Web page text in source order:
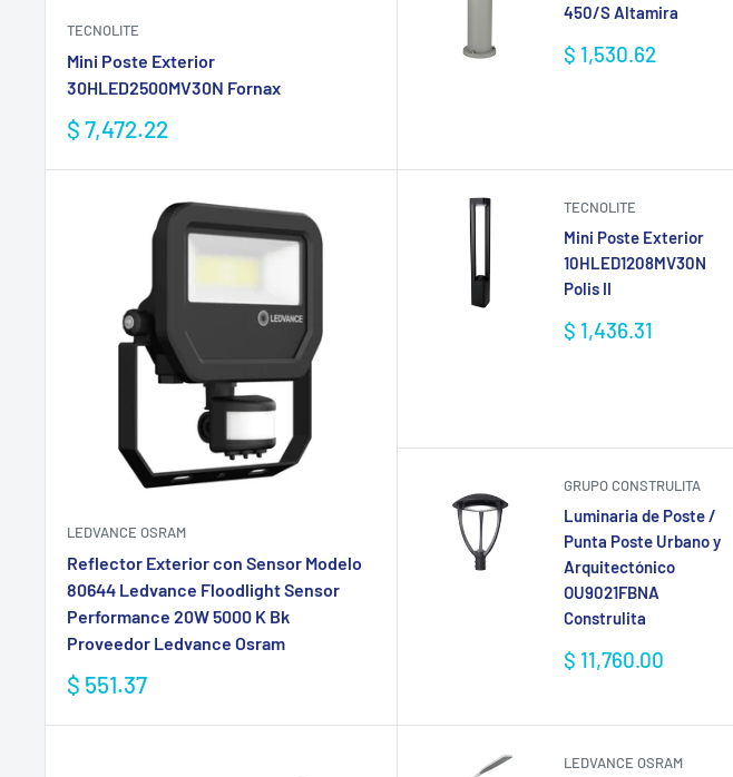
TECNOLITE
Mini Poste Exterior
30HLED2500MV30N Fornax
Precio
venta
$ 7,472.22
450/S Altamira
Precio
$ 1,530.62
LEDVANCE OSRAM
Reflector Exterior con Sensor Modelo
80644 Ledvance Floodlight Sensor
Performance 20W 5000 K Bk
Proveedor Ledvance Osram
Precio
venta
$ 551.37
TECNOLITE
Mini Poste Exterior
10HLED1208MV30N
Polis II
Precio
$ 1,436.31
GRUPO CONSTRULITA
Luminaria de Poste /
Punta Poste Urbano y
Arquitectónico
OU9021FBNA
Construlita
Precio
$ 11,760.00
LEDVANCE OSRAM